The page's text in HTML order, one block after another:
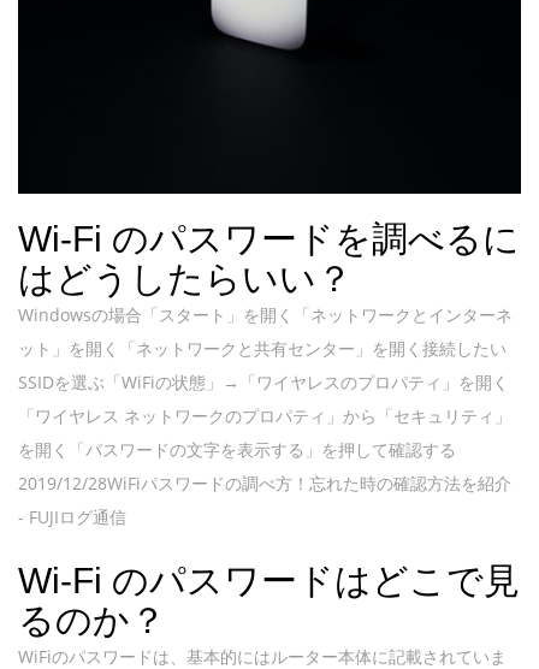
Wi-Fi のパスワードを調べるに
はどうしたらいい？
Windowsの場合「スタート」を開く「ネットワークとインターネ
ット」を開く「ネットワークと共有センター」を開く接続したい
SSIDを選ぶ「WiFiの状態」→「ワイヤレスのプロパティ」を開く
「ワイヤレス ネットワークのプロパティ」から「セキュリティ」
を開く「パスワードの文字を表示する」を押して確認する
2019/12/28WiFiパスワードの調べ方！忘れた時の確認方法を紹介
- FUJIログ通信
Wi-Fi のパスワードはどこで見
るのか？
WiFiのパスワードは、基本的にはルーター本体に記載されていま